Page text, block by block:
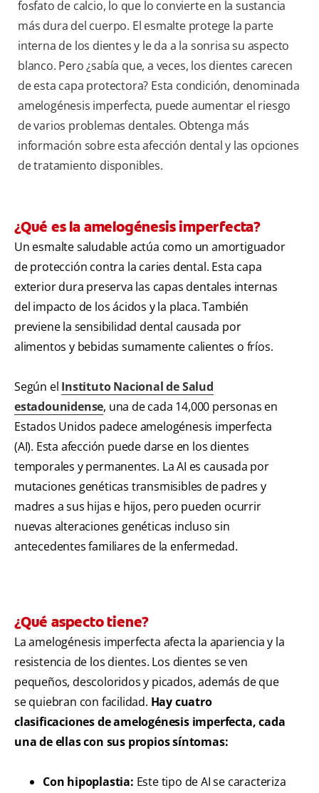
fosfato de calcio, lo que lo convierte en la sustancia
más dura del cuerpo. El esmalte protege la parte
interna de los dientes y le da a la sonrisa su aspecto
blanco. Pero ¿sabía que, a veces, los dientes carecen
de esta capa protectora? Esta condición, denominada
amelogénesis imperfecta, puede aumentar el riesgo
de varios problemas dentales. Obtenga más
información sobre esta afección dental y las opciones
de tratamiento disponibles.
¿Qué es la amelogénesis imperfecta?
Un esmalte saludable actúa como un amortiguador
de protección contra la caries dental. Esta capa
exterior dura preserva las capas dentales internas
del impacto de los ácidos y la placa. También
previene la sensibilidad dental causada por
alimentos y bebidas sumamente calientes o fríos.
Según el Instituto Nacional de Salud
estadounidense, una de cada 14,000 personas en
Estados Unidos padece amelogénesis imperfecta
(AI). Esta afección puede darse en los dientes
temporales y permanentes. La AI es causada por
mutaciones genéticas transmisibles de padres y
madres a sus hijas e hijos, pero pueden ocurrir
nuevas alteraciones genéticas incluso sin
antecedentes familiares de la enfermedad.
¿Qué aspecto tiene?
La amelogénesis imperfecta afecta la apariencia y la
resistencia de los dientes. Los dientes se ven
pequeños, descoloridos y picados, además de que
se quiebran con facilidad. Hay cuatro
clasificaciones de amelogénesis imperfecta, cada
una de ellas con sus propios síntomas:
Con hipoplastia: Este tipo de AI se caracteriza